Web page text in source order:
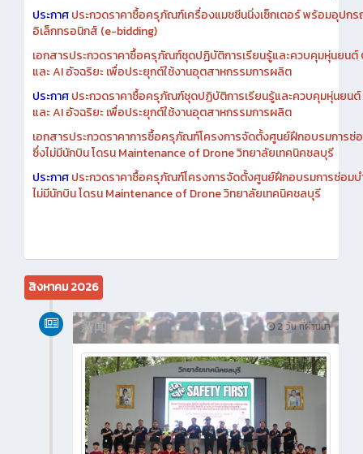
เอกสารประกวดราคาซื้อครุภัณฑ์เครื่องแมชชีนนิ่งเซ็กเตอร์ พร้อมอุปก
ประกาศประกวดราคาซื้อครุภัณฑ์เครื่องแมชชีนนิ่งเซ็กเตอร์ พร้อมอุปก
อิเล็กทรอนิกส์ (e-bidding)
เอกสารประกวดราคาซื้อครุภัณฑ์ชุดปฏิบัติการเรียนรู้และควบคุมหุ่นยน
และ AI อัจฉริยะ เพื่อประยุกต์ใช้งานอุตสาหกรรมการผลิต
ประกาศประกวดราคาซื้อครุภัณฑ์ชุดปฏิบัติการเรียนรู้และควบคุมหุ่นยน
และ AI อัจฉริยะ เพื่อประยุกต์ใช้งานอุตสาหกรรมการผลิต
เอกสารประกวดราคาการซื้อครุภัณฑ์โครงการจัดตั้งศูนย์ฝึกอบรมการซ่
ซึ่งไม่มีนักบิน โดรน Maintenance of Drone วิทยาลัยเทคนิคชลบุรี
ประกาศประกวดราคาซื้อครุภัณฑ์โครงการจัดตั้งศูนย์ฝึกอบรมการซ่อมบ
สิงหาคม 2026
2 วัน ที่ผ่านมา
新闻